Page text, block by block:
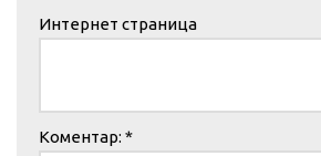
Интернет страница
Коментар: *